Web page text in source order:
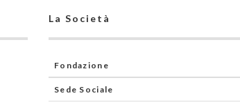
La Società
Fondazione
Sede Sociale